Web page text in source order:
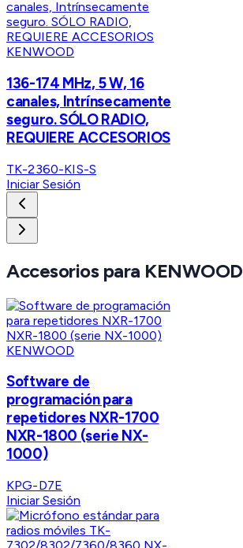
KENWOOD
136-174 MHz, 5 W, 16
canales, Intrínsecamente
seguro. SÓLO RADIO,
REQUIERE ACCESORIOS
TK-2360-KIS-S
Iniciar Sesión
Accesorios para KENWOOD
KENWOOD
Software de
programación para
repetidores NXR-1700
NXR-1800 (serie NX-
1000)
KPG-D7E
Iniciar Sesión